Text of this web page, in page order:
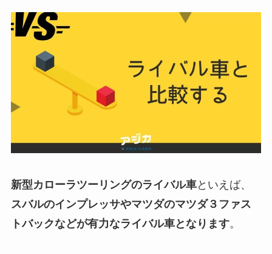
新型カローラツーリングのライバル車といえば、
スバルのインプレッサやマツダのマツダ３ファス
トバックなどが有力なライバル車となります。